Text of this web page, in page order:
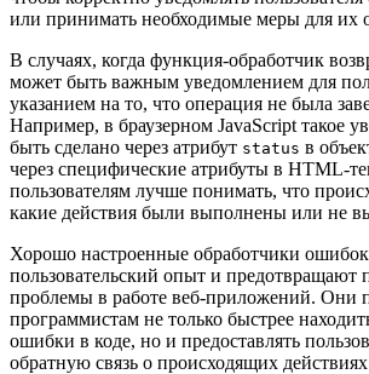
или принимать необходимые меры для их
В случаях, когда функция-обработчик
может быть важным уведомлением для
указанием на то, что операция не была
Например, в браузерном JavaScript такое
быть сделано через атрибут status в
через специфические атрибуты в HTML-
пользователям лучше понимать, что
какие действия были выполнены или не
Хорошо настроенные обработчики
пользовательский опыт и предотвращают
проблемы в работе веб-приложений. Они
программистам не только быстрее
ошибки в коде, но и предоставлять
обратную связь о происходящих